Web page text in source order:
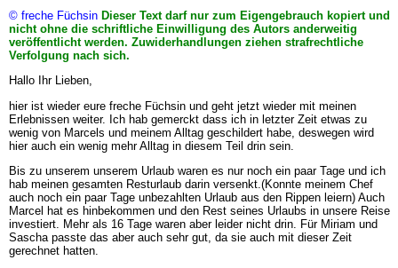
© freche Füchsin Dieser Text darf nur zum Eigengebrauch kopiert und
nicht ohne die schriftliche Einwilligung des Autors anderweitig
veröffentlicht werden. Zuwiderhandlungen ziehen strafrechtliche
Verfolgung nach sich.
Hallo Ihr Lieben,
hier ist wieder eure freche Füchsin und geht jetzt wieder mit meinen
Erlebnissen weiter. Ich hab gemerckt dass ich in letzter Zeit etwas zu
wenig von Marcels und meinem Alltag geschildert habe, deswegen wird
hier auch ein wenig mehr Alltag in diesem Teil drin sein.
Bis zu unserem unserem Urlaub waren es nur noch ein paar Tage und ich
hab meinen gesamten Resturlaub darin versenkt.(Konnte meinem Chef
auch noch ein paar Tage unbezahlten Urlaub aus den Rippen leiern) Auch
Marcel hat es hinbekommen und den Rest seines Urlaubs in unsere Reise
investiert. Mehr als 16 Tage waren aber leider nicht drin. Für Miriam und
Sascha passte das aber auch sehr gut, da sie auch mit dieser Zeit
gerechnet hatten.